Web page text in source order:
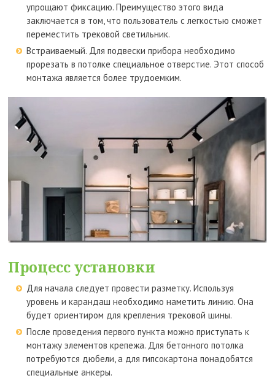
упрощают фиксацию. Преимущество этого вида
заключается в том, что пользователь с легкостью сможет
переместить трековой светильник.
Встраиваемый. Для подвески прибора необходимо
прорезать в потолке специальное отверстие. Этот способ
монтажа является более трудоемким.
Процесс установки
Для начала следует провести разметку. Используя
уровень и карандаш необходимо наметить линию. Она
будет ориентиром для крепления трековой шины.
После проведения первого пункта можно приступать к
монтажу элементов крепежа. Для бетонного потолка
потребуются дюбели, а для гипсокартона понадобятся
специальные анкеры.